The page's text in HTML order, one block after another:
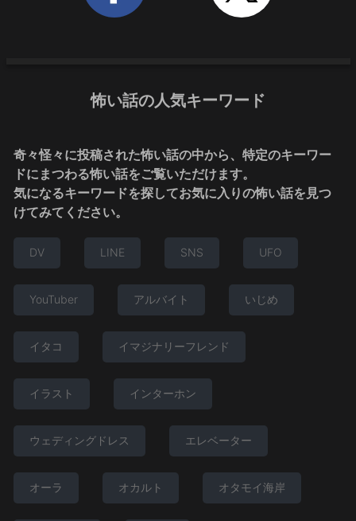
怖い話の人気キーワード
奇々怪々に投稿された怖い話の中から、特定のキーワー
ドにまつわる怖い話をご覧いただけます。
気になるキーワードを探してお気に入りの怖い話を見つ
けてみてください。
DV LINE SNS UFO
YouTuber アルバイト いじめ
イタコ イマジナリーフレンド
イラスト インターホン
ウェディングドレス エレベーター
オーラ オカルト オタモイ海岸